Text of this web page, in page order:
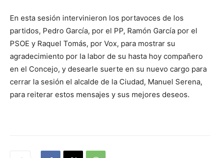
En esta sesión intervinieron los portavoces de los
partidos, Pedro García, por el PP, Ramón García por el
PSOE y Raquel Tomás, por Vox, para mostrar su
agradecimiento por la labor de su hasta hoy compañero
en el Concejo, y desearle suerte en su nuevo cargo para
cerrar la sesión el alcalde de la Ciudad, Manuel Serena,
para reiterar estos mensajes y sus mejores deseos.